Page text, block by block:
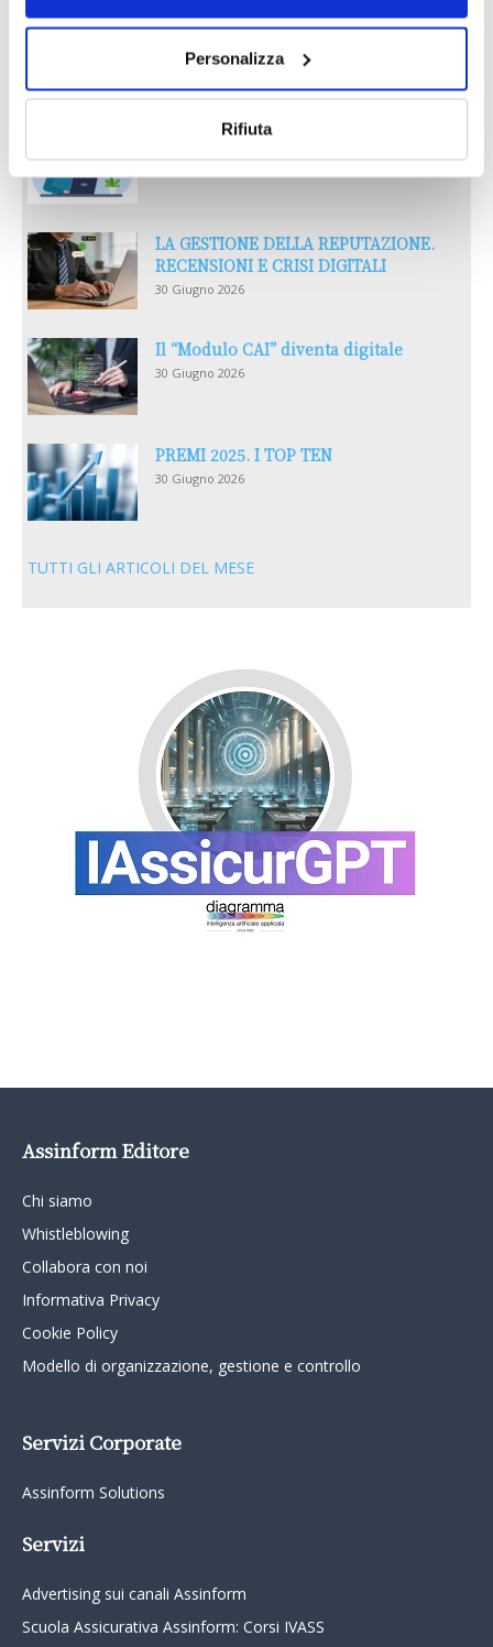
Personalizza
Rifiuta
Reclami e sanzioni 2025
30 Giugno 2026
LA GESTIONE DELLA REPUTAZIONE.
RECENSIONI E CRISI DIGITALI
30 Giugno 2026
Il “Modulo CAI” diventa digitale
30 Giugno 2026
PREMI 2025. I TOP TEN
30 Giugno 2026
TUTTI GLI ARTICOLI DEL MESE
Assinform Editore
Chi siamo
Whistleblowing
Collabora con noi
Informativa Privacy
Cookie Policy
Modello di organizzazione, gestione e controllo
Servizi Corporate
Assinform Solutions
Servizi
Advertising sui canali Assinform
Scuola Assicurativa Assinform: Corsi IVASS